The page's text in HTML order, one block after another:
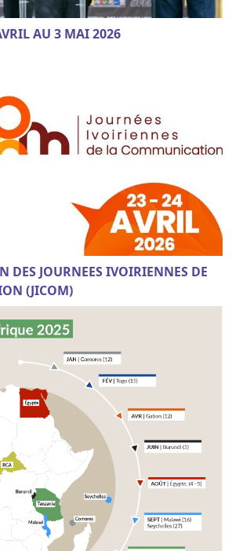
AU 3 MAI 2026
DES JOURNEES IVOIRIENNES DE
(JICOM)